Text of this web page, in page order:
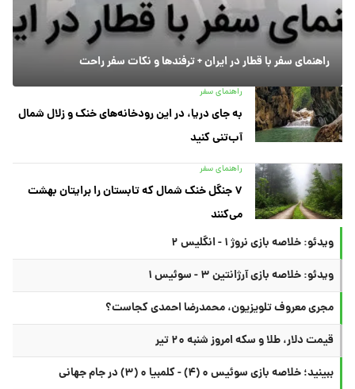
راهنمای سفر با قطار در ایران + ترفندها و نکات سفر راحت
راهنمای سفر
به جای دریا، در این رودخانه‌های خنک و زلال شمال
آب‌تنی کنید
راهنمای سفر
۷ جنگل خنک شمال که تابستان را برایتان بهشت
می‌کنند
ویدئو: خلاصه بازی نروژ ۱ - انگلیس ۲
ویدئو: خلاصه بازی آرژانتین ۳ - سوئیس ۱
مجری معروف تلویزیون، محمدرضا احمدی کجاست؟
قیمت دلار، طلا و سکه امروز شنبه ۲۰ تیر
ببینید؛ خلاصه بازی سوئیس ۰ (۴) - کلمبیا ۰ (۳) در جام جهانی